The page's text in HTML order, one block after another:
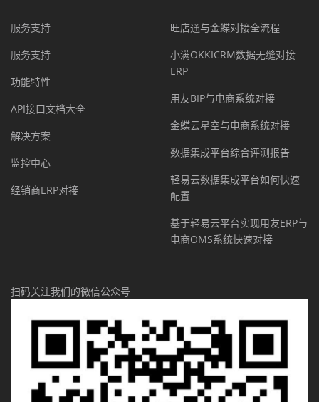
服务支持
服务支持
功能特性
API接口文档大全
解决方案
监控中心
经销商ERP对接
旺店通与金蝶对接全流程
小满OKKICRM数据无缝对接
ERP
用友BIP与电商系统对接
金蝶云星空与电商系统对接
数据集成平台综合评测报告
轻易云数据集成平台如何快速
配置
基于轻易云平台实现用友ERP与
电商OMS系统快速对接
扫码关注我们的微信公众号